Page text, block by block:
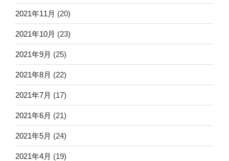
2021年11月 (20)
2021年10月 (23)
2021年9月 (25)
2021年8月 (22)
2021年7月 (17)
2021年6月 (21)
2021年5月 (24)
2021年4月 (19)